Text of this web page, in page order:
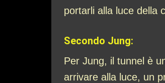
portarli alla luce della
Secondo Jung:
Per Jung, il tunnel è
arrivare alla luce, un